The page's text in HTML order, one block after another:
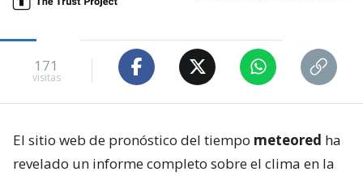
171
visitas
El sitio web de pronóstico del tiempo meteored ha
revelado un informe completo sobre el clima en la